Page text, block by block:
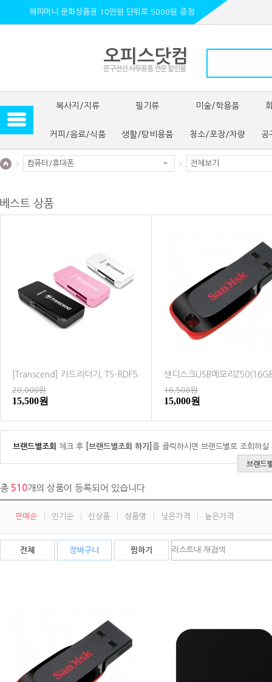
해피머니 문화상품권 10만원 단위로 5000원 증정
오피스닷컴
문구전산 사무용품 전문 할인몰
복사지/지류 필기류 미술/학용품
커피/음료/식품 생활/탕비용품 청소/포장/차량 공
컴퓨터/휴대폰 전체보기
[Transcend] 카드리더기, TS-RDF5
20,000원
15,500원
샌디스크USB메모리
16,500원
15,000원
브랜드별조회 체크 후 [브랜드별조회 하기] 를 클릭하시면 브랜드별로 조회하
총 510개의 상품이 등록되어 있습니다.
판매순 인기순 신상품 상품명 낮은가격 높은가격